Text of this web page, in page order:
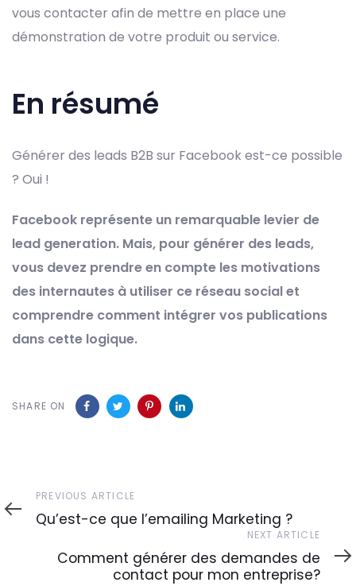
vous contacter afin de mettre en place une
démonstration de votre produit ou service.
En résumé
Générer des leads B2B sur Facebook est-ce possible
? Oui !
Facebook représente un remarquable levier de
lead generation. Mais, pour générer des leads,
vous devez prendre en compte les motivations
des internautes à utiliser ce réseau social et
comprendre comment intégrer vos publications
dans cette logique.
SHARE ON
Previous
Article
PREVIOUS ARTICLE
Qu’est-ce que l’emailing Marketing ?
NEXT ARTICLE
Comment générer des demandes de
contact pour mon entreprise?